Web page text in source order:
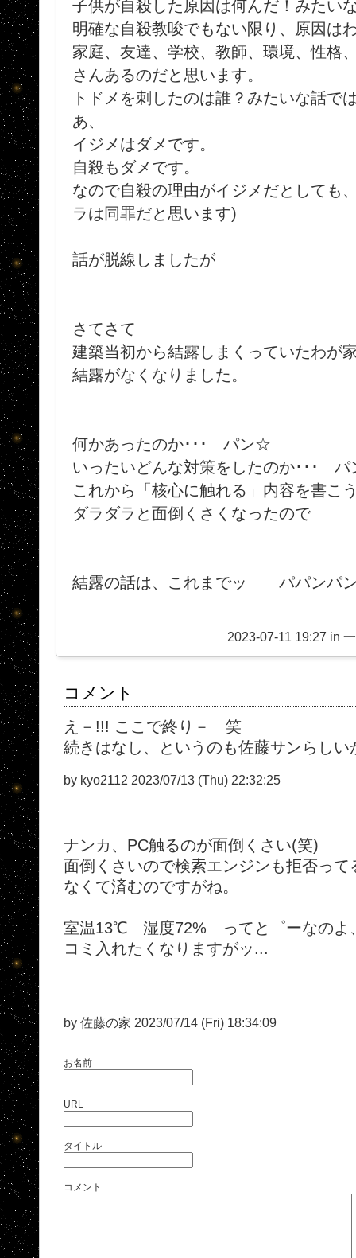
子供が自殺した原因は何んだ！みたい
明確な自殺教唆でもない限り、原因は
家庭、友達、学校、教師、環境、性格
さんあるのだと思います。
トドメを刺したのは誰？みたいな話で
あ、
イジメはダメです。
自殺もダメです。
なので自殺の理由がイジメだとしても
ラは同罪だと思います)
話が脱線しましたが
さてさて
建築当初から結露しまくっていたわが
結露がなくなりました。
何かあったのか･･･ パン☆
いったいどんな対策をしたのか･･･
これから「核心に触れる」内容を書こ
ダラダラと面倒くさくなったので
結露の話は、これまでッ パパンパ
2023-07-11 19:27 in
コメント
え－!!! ここで終り－ 笑
続きはなし、というのも佐藤サンらしい
by kyo2112 2023/07/13 (Thu) 22:32:25
ナンカ、PC触るのが面倒くさい(笑)
面倒くさいので検索エンジンも拒否って
なくて済むのですがね。
室温13℃ 湿度72% ってと゜ーなのよ
コミ入れたくなりますがッ...
by 佐藤の家 2023/07/14 (Fri) 18:34:09
お名前
URL
タイトル
コメント